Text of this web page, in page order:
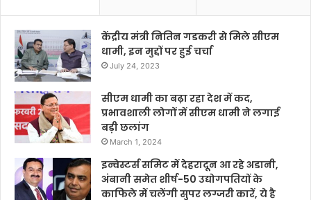
केंद्रीय मंत्री नितिन गडकरी से मिले सीएम
धामी, इन मुद्दों पर हुई चर्चा
July 24, 2023
सीएम धामी का बढ़ा रहा देश में कद,
प्रभावशाली लोगों में सीएम धामी ने लगाई
बड़ी छलांग
March 1, 2024
इन्वेस्टर्स समिट में देहरादून आ रहे अडानी,
अंबानी समेत शीर्ष-50 उद्योगपतियों के
काफिले में चलेंगी सुपर लग्जरी कारें, ये है